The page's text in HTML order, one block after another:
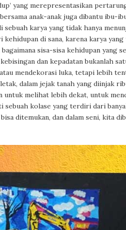
yang merepresentasikan
anak-anak juga dibantu ibu-
karya yang tidak hanya
kehidupan di sana, karena karya
sisa-sisa kehidupan yang
dan kepadatan bukanlah
mendekorasi luka, tetapi lebih
dalam jejak tanah yang diinjak
melihat lebih dekat, untuk
kolase yang terdiri dari
ditemukan, dan dalam seni, kita